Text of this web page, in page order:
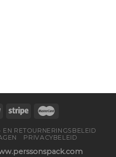
RETOURNERINGSBELEID
PRIVACYBELEID